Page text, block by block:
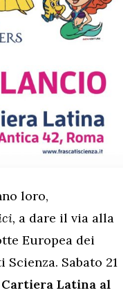
loro,
a dare il via alla
Europea dei
Sabato 21
Cartiera Latina al